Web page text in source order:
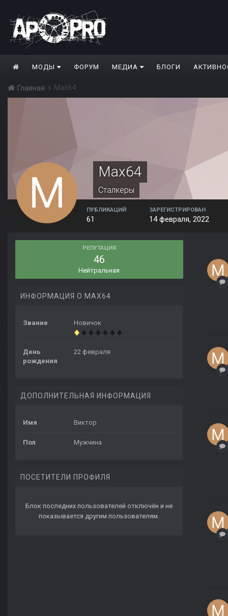
МОДЫ ФОРУМ МЕДИА БЛОГИ
Главная Max64
Max64
Сталкеры
ПУБЛИКАЦИЙ
61
ЗАРЕГИСТРИРОВАН
14 февраля, 2022
РЕПУТАЦИЯ
46
Нейтральная
ИНФОРМАЦИЯ О MAX64
Звание Новичок
День
рождения
22 февраля
ДОПОЛНИТЕЛЬНАЯ ИНФОРМАЦИЯ
Имя Виктор
Пол Мужчина
ПОСЕТИТЕЛИ ПРОФИЛЯ
Блок последних пользователей отключён и не
показывается другим пользователям.